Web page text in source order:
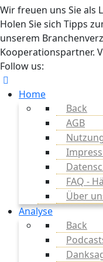
Wir freuen uns Sie als
Holen Sie sich Tipps
unserem
Kooperationspartner.
Follow us:
Home
Back
AGB
FAQ -
Über
Analyse
Back